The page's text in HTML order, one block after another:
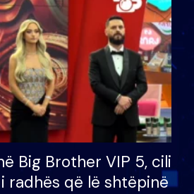
Big Brother VIP 5, cili
radhës që lë shtëpinë